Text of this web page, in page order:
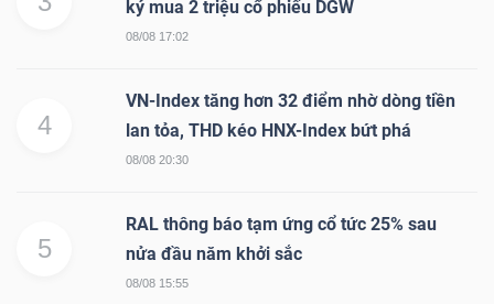
ký mua 2 triệu cổ phiếu DGW
08/08 17:02
4
VN-Index tăng hơn 32 điểm nhờ dòng tiền
lan tỏa, THD kéo HNX-Index bứt phá
08/08 20:30
5
RAL thông báo tạm ứng cổ tức 25% sau
nửa đầu năm khởi sắc
08/08 15:55